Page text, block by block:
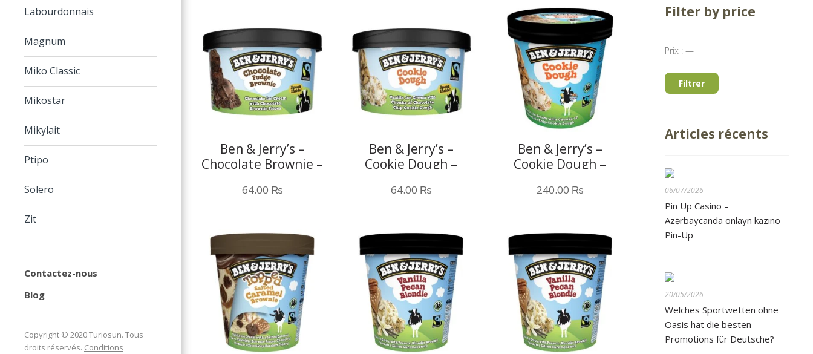
Labourdonnais
Magnum
Miko Classic
Mikostar
Mikylait
Ptipo
Solero
Zit
Contactez-nous
Blog
Copyright © 2020 Turiosun. Tous
droits réservés. Conditions
Ben & Jerry’s –
Chocolate Brownie –
64.00 ₨
Ben & Jerry’s –
Cookie Dough –
64.00 ₨
Ben & Jerry’s –
Cookie Dough –
240.00 ₨
Filter by price
Filtrer
Prix : —
Articles récents
06/07/2026
Pin Up Casino –
Azərbaycanda onlayn kazino
Pin-Up
20/05/2026
Welches Sportwetten ohne
Oasis hat die besten
Promotions für Deutsche?